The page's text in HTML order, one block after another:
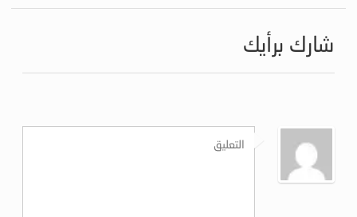
شارك برأيك